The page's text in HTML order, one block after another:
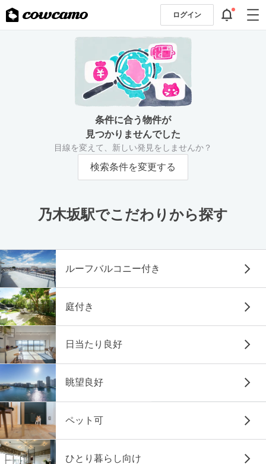
ログイン
条件に合う物件が
見つかりませんでした
目線を変えて、新しい発見をしませんか？
検索条件を変更する
乃木坂駅でこだわりから探す
ルーフバルコニー付き
庭付き
日当たり良好
眺望良好
ペット可
ひとり暮らし向け